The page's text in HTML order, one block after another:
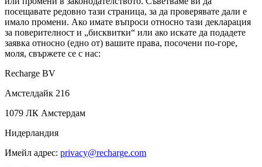
посещавате редовно тази страница, за да проверявате дали е
имало промени. Ако имате въпроси относно тази декларация
за поверителност и „бисквитки“ или ако искате да подадете
заявка относно (едно от) вашите права, посочени по-горе,
моля, свържете се с нас:
Recharge BV
Амстелдайк 216
1079 ЛК Амстердам
Нидерландия
Имейл адрес: privacy@recharge.com